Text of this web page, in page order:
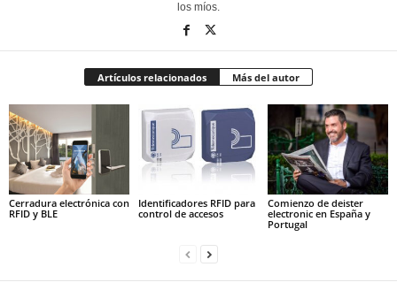
los míos.
Artículos relacionados Más del autor
Cerradura electrónica con
RFID y BLE
Identificadores RFID para
control de accesos
Comienzo de deister
electronic en España y
Portugal